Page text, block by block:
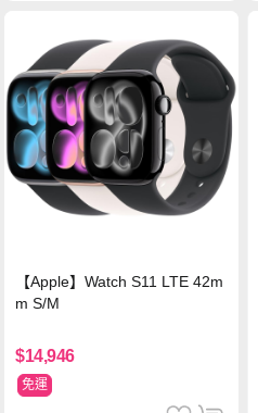
【Apple】Watch S11 LTE 42m
m S/M
$14,946
免運